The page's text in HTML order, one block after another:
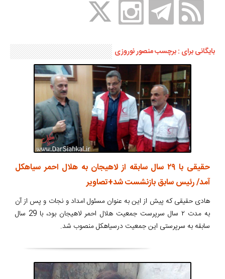
بایگانی برای : برچسب منصور نوروزی
حقیقی با ۲۹ سال سابقه از لاهیجان به هلال احمر سیاهکل
آمد/ رئیس سابق بازنشست شد+تصاویر
هادی حقیقی که پیش از این به عنوان مسئول امداد و نجات و پس از آن
به مدت ۲ سال سرپرست جمعیت هلال احمر لاهیجان بود، با 29 سال
سابقه به سرپرستی این جمعیت درسیاهکل منصوب شد.